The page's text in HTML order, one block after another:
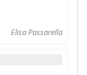
Elisa Passarella